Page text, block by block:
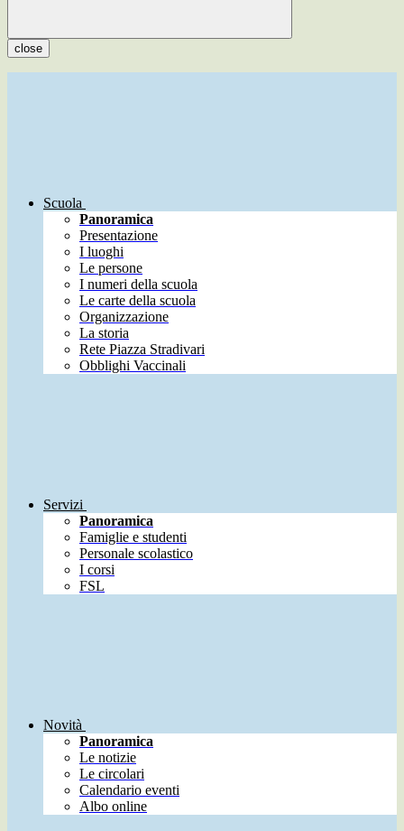
close
Scuola
Panoramica
Presentazione
I luoghi
Le persone
I numeri della scuola
Le carte della scuola
Organizzazione
La storia
Rete Piazza Stradivari
Obblighi Vaccinali
Servizi
Panoramica
Famiglie e studenti
Personale scolastico
I corsi
FSL
Novità
Panoramica
Le notizie
Le circolari
Calendario eventi
Albo online